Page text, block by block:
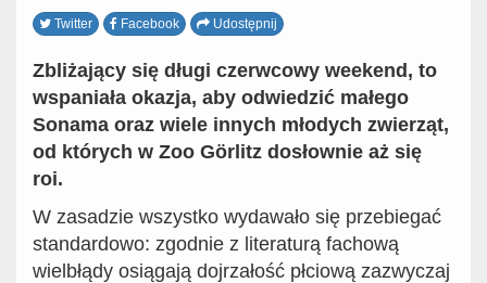
Twitter Facebook Udostępnij
Zbliżający się długi czerwcowy weekend, to
wspaniała okazja, aby odwiedzić małego
Sonama oraz wiele innych młodych zwierząt,
od których w Zoo Görlitz dosłownie aż się
roi.
W zasadzie wszystko wydawało się przebiegać
standardowo: zgodnie z literaturą fachową
wielbłądy osiągają dojrzałość płciową zazwyczaj